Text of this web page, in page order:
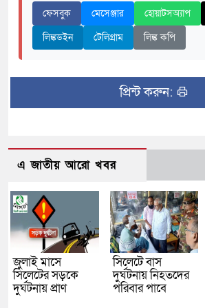
ফেসবুক মেসেঞ্জার হোয়াটসঅ্যাপ
লিঙ্কডইন
টেলিগ্রাম লিঙ্ক কপি
প্রিন্ট করুন:
এ জাতীয় আরো খবর
জুলাই মাসে
সিলেটের সড়কে
দুর্ঘটনায় প্রাণ
সিলেটে বাস
দুর্ঘটনায় নিহতদের
পরিবার পাবে